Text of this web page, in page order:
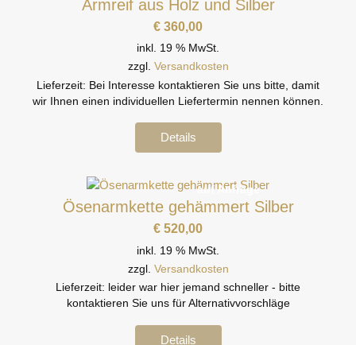
Armreif aus Holz und Silber
€ 360,00
inkl. 19 % MwSt.
zzgl. Versandkosten
Lieferzeit: Bei Interesse kontaktieren Sie uns bitte, damit
wir Ihnen einen individuellen Liefertermin nennen können.
Details
auf Anfrage
Ösenarmkette gehämmert Silber
€ 520,00
inkl. 19 % MwSt.
zzgl. Versandkosten
Lieferzeit: leider war hier jemand schneller - bitte
kontaktieren Sie uns für Alternativvorschläge
Details